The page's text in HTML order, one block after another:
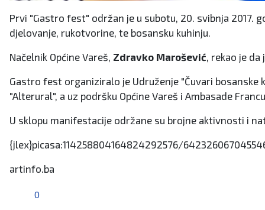
Prvi "Gastro fest" održan je u subotu, 20. svibnja 2017.
djelovanje, rukotvorine, te bosansku kuhinju.
Načelnik Općine Vareš, Zdravko Marošević , rekao je
Gastro fest organiziralo je Udruženje "Čuvari bosanske
"Alterural", a uz podršku Općine Vareš i Ambasade
U sklopu manifestacije održane su brojne aktivnosti i
{jlex}picasa:114258804164824292576/
artinfo.ba
0